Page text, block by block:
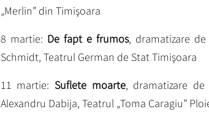
„Merlin” din Timişoara
8 martie: De fapt e frumos, dramatizare
Schmidt, Teatrul German de Stat Timişoara
11 martie: Suflete moarte, dramatizare de
Alexandru Dabija, Teatrul „Toma Caragiu”